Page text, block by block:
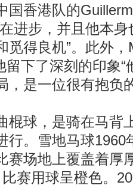
国香港队的
进步，并且他本
觅得良机”。此外
留下了深刻的印象“
，是一位很有抱负
球，是骑在马背
行。雪地马球1960
赛场地上覆盖着厚
赛用球呈橙色。